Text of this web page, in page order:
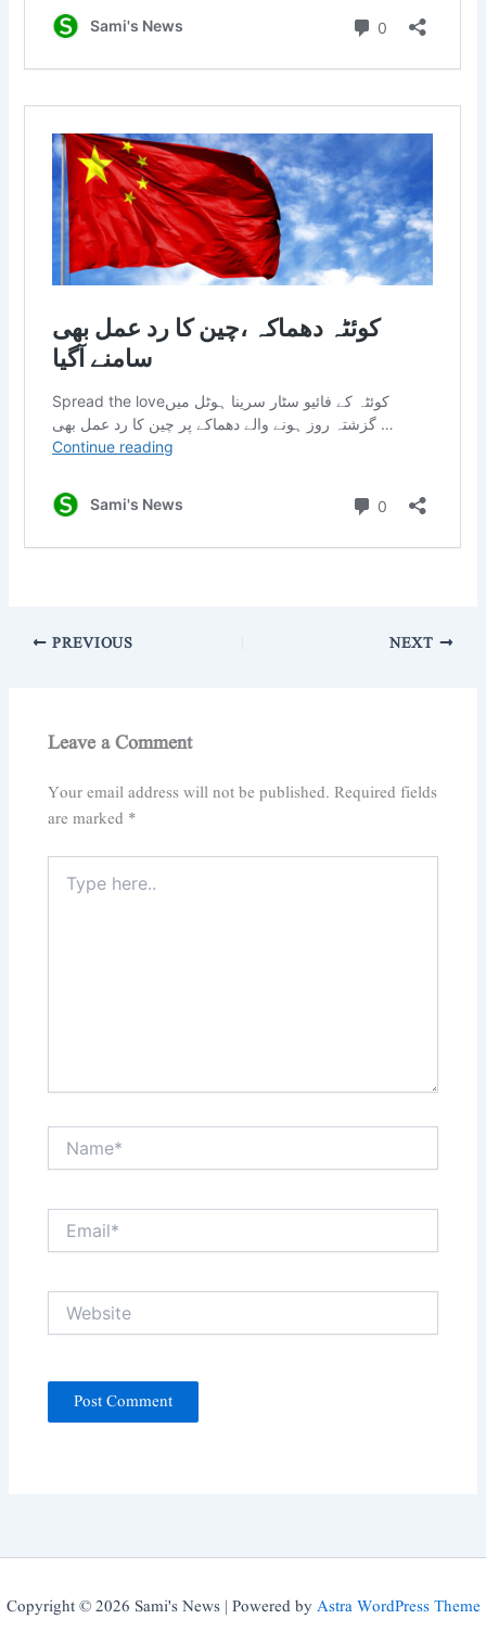
PREVIOUS NEXT
Leave a Comment
Your email address will not be published. Required fields
are marked *
here..
Name*
Email*
Copyright © 2026 Sami's News | Powered by Astra WordPress Theme